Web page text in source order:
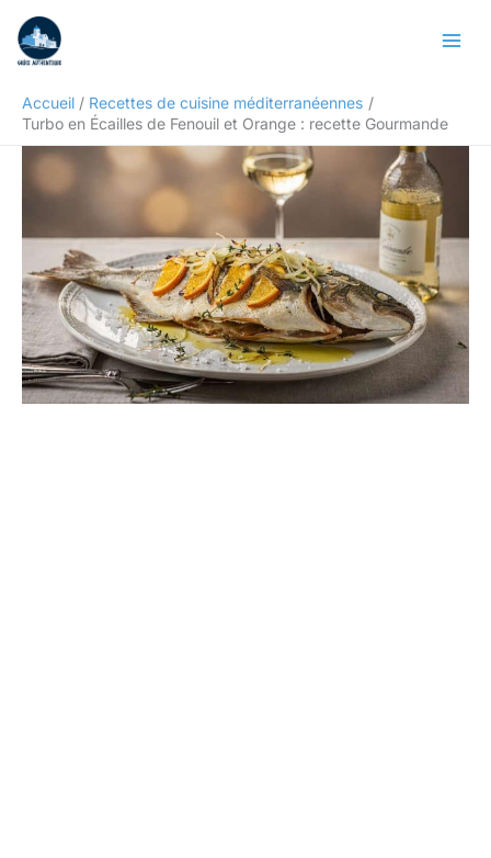
contenu
Accueil
Recettes de cuisine méditerranéennes
Turbo en Écailles de Fenouil et Orange : recette Gourmande
Rechercher